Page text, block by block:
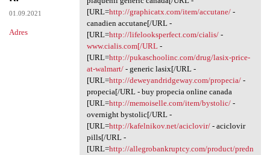
01.09.2021
Adres
[URL=http://graphicatx.com/item/accutane/-
canadien accutane[/URL -
[URL=http://lifelooksperfect.com/cialis/-
www.cialis.com[/URL-
[URL=http://pukaschoolinc.com/drug/lasix-price-
at-walmart/- generic lasix[/URL -
[URL=http://deweyandridgeway.com/propecia/-
propecia[/URL - buy propecia online canada
[URL=http://memoiselle.com/item/bystolic/-
overnight bystolic[/URL -
[URL=http://kafelnikov.net/aciclovir/- aciclovir
pills[/URL -
[URL=http://allegrobankruptcy.com/product/predn